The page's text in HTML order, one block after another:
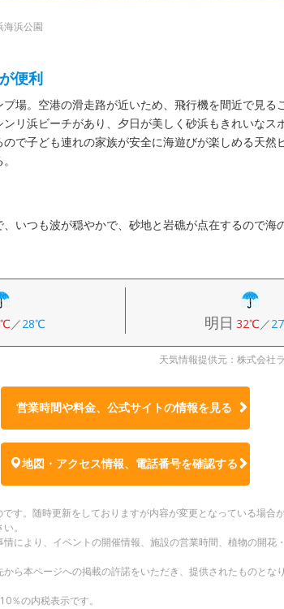
海浜公園
便利
場。空港の滑走路が近いため、飛行機を間近で見る
リ浜ビーチがあり、夕日が美しく砂浜もきれいなス
で子ども連れの家族が安全に海遊びが楽しめる天然
いつも波が穏やかで、砂地と岩礁が点在するので海
／28℃ 明日 32℃／
天気情報提供元：株式会社
営業時間や料金、公式サイトの情報を見る
地図・アクセス情報、電話番号を確認する
す。随時更新をしておりますが内容が変更となっている場合
。
により、イベントの開催情報、施設の営業時間、植物の開花
ら本ページへの掲載の許諾をいただき、提供されたものとな
％の内税表示です。